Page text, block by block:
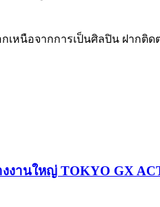
หนือจากการเป็นศิลปิน ฝากติ
งงานใหญ่ TOKYO GX